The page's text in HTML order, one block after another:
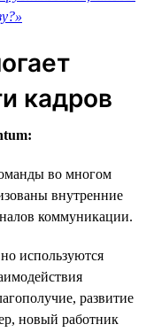
кадров
во многом
внутренние
коммуникации.
используются
развитие
новый работник